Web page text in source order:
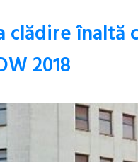
clădire
2018